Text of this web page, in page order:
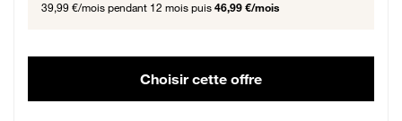
39,99 €/mois pendant 12 mois puis 46,99 €/mois
Choisir cette offre